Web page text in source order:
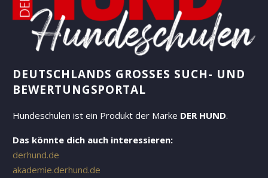
DEUTSCHLANDS GROSSES SUCH- UND B
EWERTUNGSPORTAL
Hundeschulen ist ein Produkt der Marke DER HUND.
Das könnte dich auch interessieren:
derhund.de
akademie.derhund.de